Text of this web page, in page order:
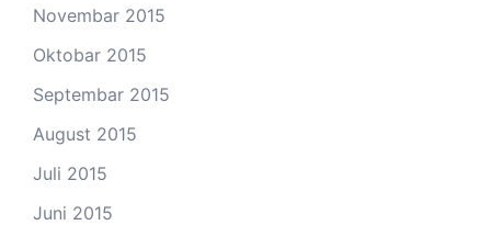
Novembar 2015
Oktobar 2015
Septembar 2015
August 2015
Juli 2015
Juni 2015